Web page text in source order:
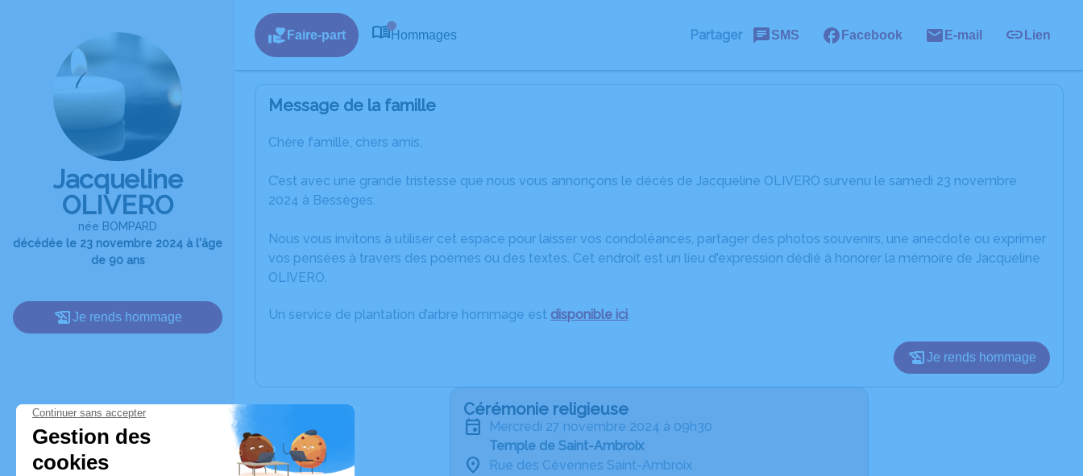
Jacqueline
OLIVERO
née BOMPARD
décédée le 23 novembre 2024 à l'âge
de 90 ans
Je rends hommage
Faire-part Hommages Partager SMS Facebook E-mail Lien
Message de la famille
Chère famille, chers amis,
C’est avec une grande tristesse que nous vous annonçons le décès de Jacqueline OLIVERO survenu le samedi 23 novembre
2024 à Bessèges.
Nous vous invitons à utiliser cet espace pour laisser vos condoléances, partager des photos souvenirs, une anecdote ou exprimer
vos pensées à travers des poèmes ou des textes. Cet endroit est un lieu d'expression dédié à honorer la mémoire de Jacqueline
OLIVERO.
Un service de plantation d’arbre hommage est disponible ici.
Je rends hommage
Cérémonie religieuse
mercredi 27 novembre 2024 à 09h30
Temple de Saint-Ambroix
Rue des Cévennes Saint-Ambroix